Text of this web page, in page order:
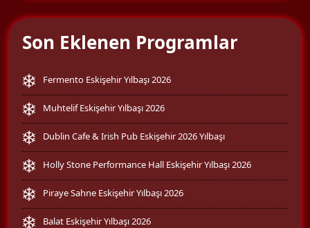
Son Eklenen Programlar
Fermento Eskişehir Yılbaşı 2026
Muhtelif Eskişehir Yılbaşı 2026
Dublin Cafe & Irish Pub Eskişehir 2026 Yılbaşı
Holly Stone Performance Hall Eskişehir Yılbaşı 2026
Piraye Sahne Eskişehir Yılbaşı 2026
Balat Eskişehir Yılbaşı 2026